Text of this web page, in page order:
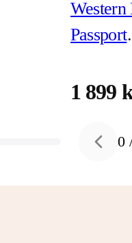
Western
Passport
hårddisk
1 899
Previous
0